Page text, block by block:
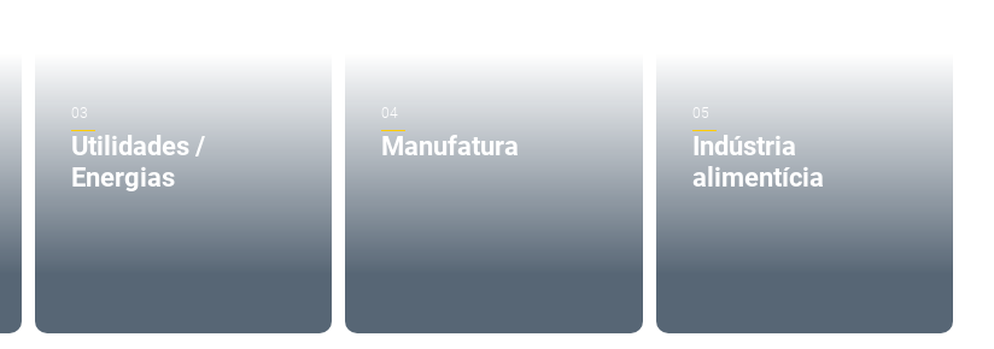
Utilidades /
Energias
Manufatura
Indústria
alimentícia